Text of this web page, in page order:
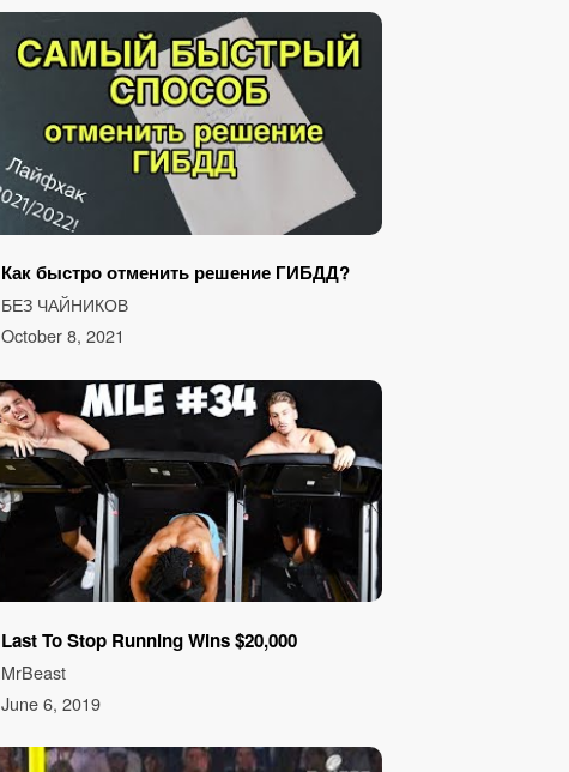
Как быстро отменить решение ГИБДД?
БЕЗ ЧАЙНИКОВ
October 8, 2021
Last To Stop Running Wins $20,000
MrBeast
June 6, 2019